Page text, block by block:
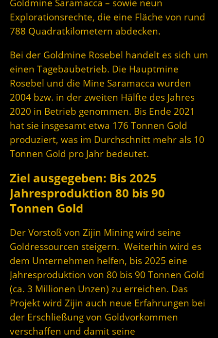
Goldmine Saramacca – sowie neun
Explorationsrechte, die eine Fläche von rund
788 Quadratkilometern abdecken.
Bei der Goldmine Rosebel handelt es sich um
einen Tagebaubetrieb. Die Hauptmine
Rosebel und die Mine Saramacca wurden
2004 bzw. in der zweiten Hälfte des Jahres
2020 in Betrieb genommen. Bis Ende 2021
hat sie insgesamt etwa 176 Tonnen Gold
produziert, was im Durchschnitt mehr als 10
Tonnen Gold pro Jahr bedeutet.
Ziel ausgegeben: Bis 2025
Jahresproduktion 80 bis 90
Tonnen Gold
Der Vorstoß von Zijin Mining wird seine
Goldressourcen steigern. Weiterhin wird es
dem Unternehmen helfen, bis 2025 eine
Jahresproduktion von 80 bis 90 Tonnen Gold
(ca. 3 Millionen Unzen) zu erreichen. Das
Projekt wird Zijin auch neue Erfahrungen bei
der Erschließung von Goldvorkommen
verschaffen und damit seine